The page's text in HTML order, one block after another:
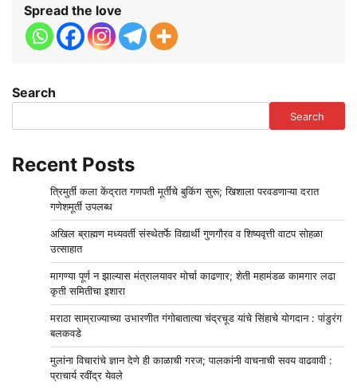
Spread the love
Search
Search
Recent Posts
त्रिमुर्ती कला केंद्रात गणपती मूर्तींचे बुकिंग सुरू; खिशाला परवडणाऱ्या दरात
गणेशमूर्ती उपलब्ध
अखिल ब्राह्मण मध्यवर्ती संस्थेतर्फे विद्यार्थी गुणगौरव व शिष्यवृत्ती वाटप सोहळा
उत्साहात
मागण्या पूर्ण न झाल्यास मंत्रालयावर मोर्चा काढणार; शेती महामंडळ कामगार लढा
कृती समितीचा इशारा
मराठा साम्राज्याच्या उभारणीत गंगोबातात्या चंद्रचूड यांचे सिंहाचे योगदान : पांडुरंग
बलकवडे
मुलांना विचारांचे ज्ञान देणे ही काळाची गरज; पालकांनी वाचनाची सवय वाढवावी :
प्राचार्य रवींद्र येवले